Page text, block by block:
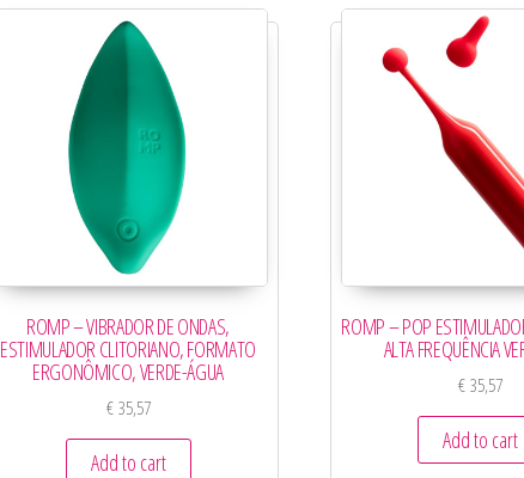
ROMP – VIBRADOR DE ONDAS,
ESTIMULADOR CLITORIANO, FORMATO
ERGONÔMICO, VERDE-ÁGUA
€35,57
Add to cart
ROMP – POP
ALTA FREQUÊNCIA
€35,57
Add to cart